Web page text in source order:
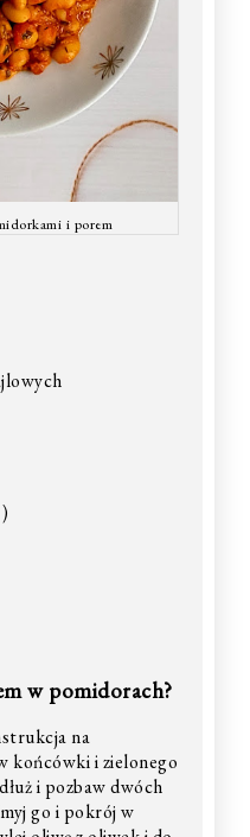
i porem
w pomidorach?
na
końcówki i zielonego
i pozbaw dwóch
go i pokrój w